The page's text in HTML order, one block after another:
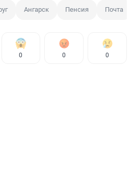
Ангарск Пенсия Почта
0 0 0